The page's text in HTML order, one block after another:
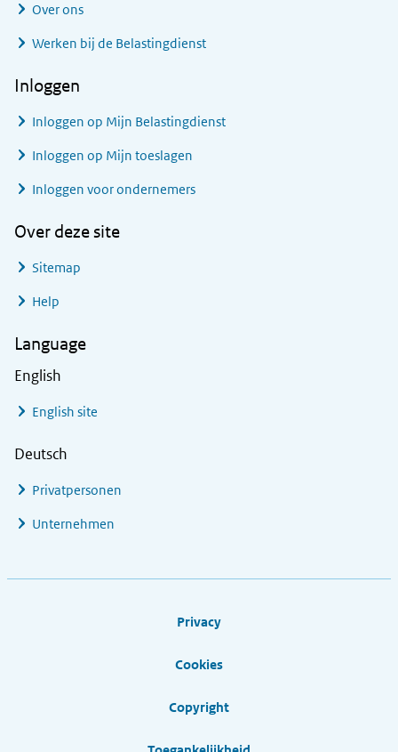
Over ons
Werken bij de Belastingdienst
Inloggen
Inloggen op Mijn Belastingdienst
Inloggen op Mijn toeslagen
Inloggen voor ondernemers
Over deze site
Sitemap
Help
Language
English
English site
Deutsch
Privatpersonen
Unternehmen
Privacy
Cookies
Copyright